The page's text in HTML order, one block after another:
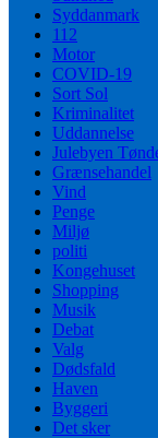
Syddanmark
112
Motor
COVID-19
Sort Sol
Kriminalitet
Uddannelse
Julebyen
Grænsehandel
Vind
Penge
Miljø
politi
Kongehuset
Shopping
Musik
Debat
Valg
Dødsfald
Haven
Byggeri
Det sker